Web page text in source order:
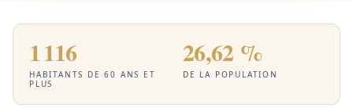
1 116
HABITANTS DE 60 ANS ET
PLUS
26,62 %
DE LA POPULATION